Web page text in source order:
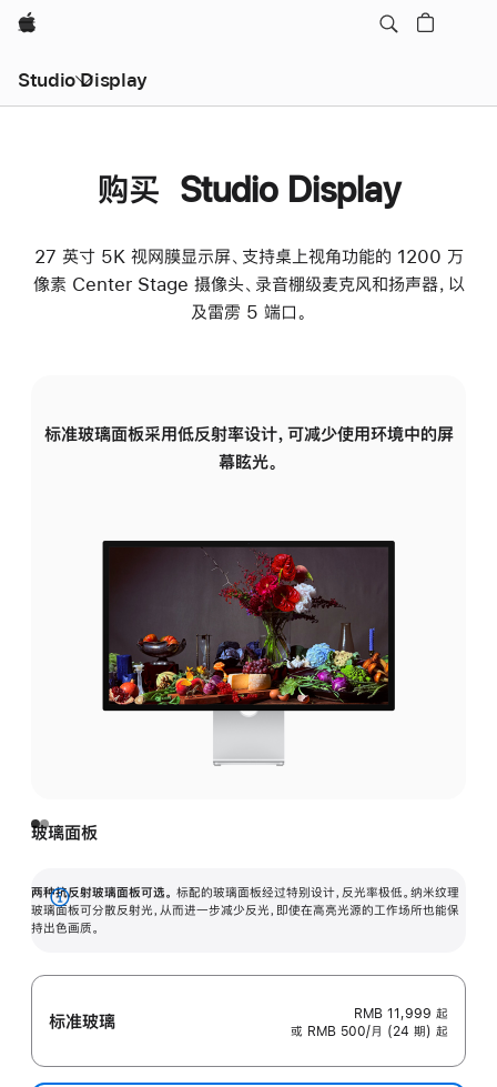
Apple
Studio Display
购买 Studio Display
27 英寸 5K 视网膜显示屏、支持桌上视角功能的 1200 万
像素 Center Stage 摄像头、录音棚级麦克风和扬声器，以
及雷雳 5 端口。
标准玻璃面板采用低反射率设计，可减少使用环境中的屏
幕眩光。
玻璃面板
两种抗反射玻璃面板可选。 标配的玻璃面板经过特别设计，反光率极低。纳米纹理
玻璃面板可分散反射光，从而进一步减少反光，即使在高亮光源的工作场所也能保
持出色画质。
展
开
标准玻璃 RMB 11,999 起
或 RMB 500/月 (24 期) 起